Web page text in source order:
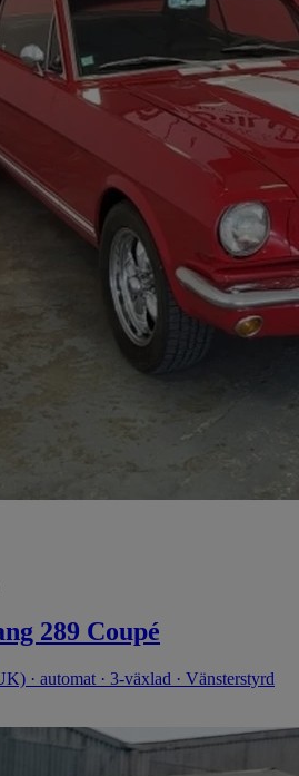
289 Coupé
· automat · 3-växlad · Vänsterstyrd